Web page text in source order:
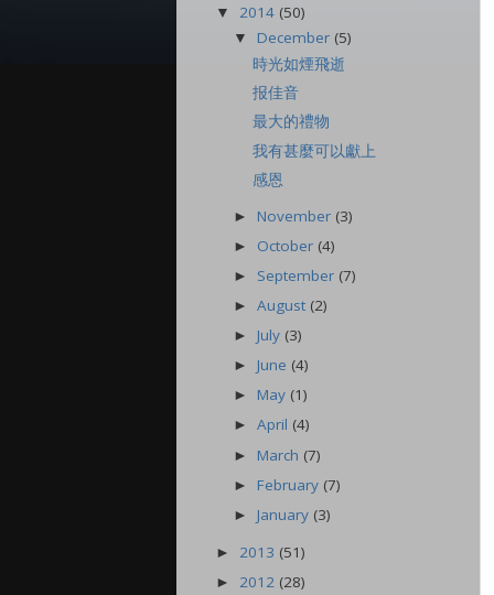
▼ 2014 (50)
▼ December (5)
時光如煙飛逝
报佳音
最大的禮物
我有甚麼可以獻上
感恩
► November (3)
► October (4)
► September (7)
►August (2)
► July (3)
► June (4)
► May (1)
►April (4)
► March (7)
► February (7)
► January (3)
► 2013 (51)
► 2012 (28)